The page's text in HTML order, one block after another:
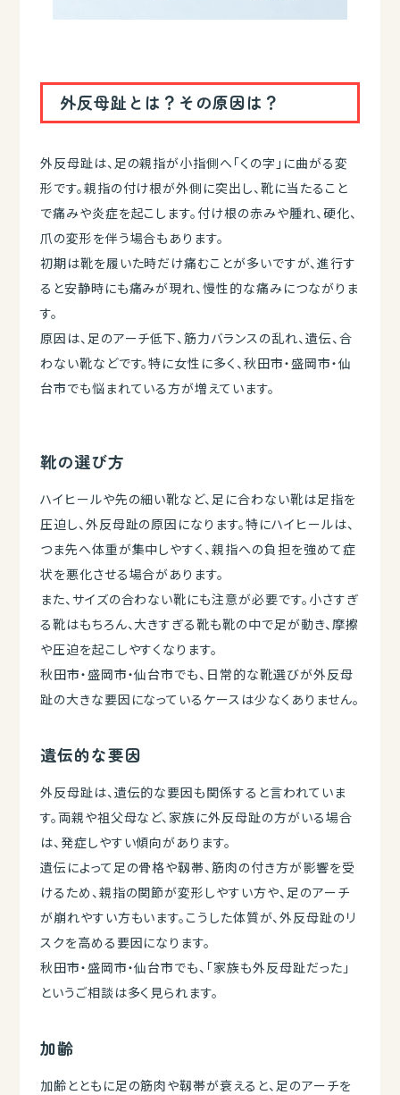
外反母趾とは？その原因は？
外反母趾は、足の親指が小指側へ「くの字」に曲がる変
形です。親指の付け根が外側に突出し、靴に当たること
で痛みや炎症を起こします。付け根の赤みや腫れ、硬化、
爪の変形を伴う場合もあります。
初期は靴を履いた時だけ痛むことが多いですが、進行す
ると安静時にも痛みが現れ、慢性的な痛みにつながりま
す。
原因は、足のアーチ低下、筋力バランスの乱れ、遺伝、合
わない靴などです。特に女性に多く、秋田市・盛岡市・仙
台市でも悩まれている方が増えています。
靴の選び方
ハイヒールや先の細い靴など、足に合わない靴は足指を
圧迫し、外反母趾の原因になります。特にハイヒールは、
つま先へ体重が集中しやすく、親指への負担を強めて症
状を悪化させる場合があります。
また、サイズの合わない靴にも注意が必要です。小さすぎ
る靴はもちろん、大きすぎる靴も靴の中で足が動き、摩擦
や圧迫を起こしやすくなります。
秋田市・盛岡市・仙台市でも、日常的な靴選びが外反母
趾の大きな要因になっているケースは少なくありません。
遺伝的な要因
外反母趾は、遺伝的な要因も関係すると言われていま
す。両親や祖父母など、家族に外反母趾の方がいる場合
は、発症しやすい傾向があります。
遺伝によって足の骨格や靱帯、筋肉の付き方が影響を受
けるため、親指の関節が変形しやすい方や、足のアーチ
が崩れやすい方もいます。こうした体質が、外反母趾のリ
スクを高める要因になります。
秋田市・盛岡市・仙台市でも、「家族も外反母趾だった」
というご相談は多く見られます。
加齢
加齢とともに足の筋肉や靱帯が衰えると、足のアーチを